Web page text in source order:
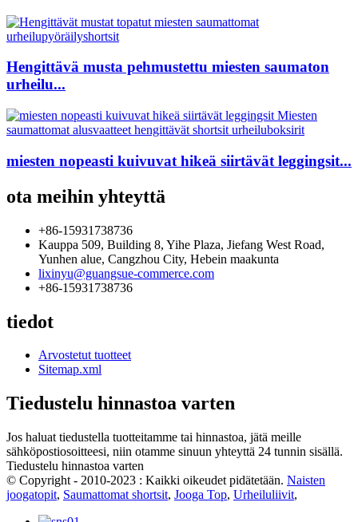
Hengittävä musta pehmustettu miesten saumaton
urheilu...
miesten nopeasti kuivuvat hikeä siirtävät leggingsit...
ota meihin yhteyttä
+86-15931738736
Kauppa 509, Building 8, Yihe Plaza, Jiefang West Road,
Yunhen alue, Cangzhou City, Hebein maakunta
lixinyu@guangsue-commerce.com
+86-15931738736
tiedot
Arvostetut tuotteet
Sitemap.xml
Tiedustelu hinnastoa varten
Jos haluat tiedustella tuotteitamme tai hinnastoa, jätä meille
sähköpostiosoitteesi, niin otamme sinuun yhteyttä 24 tunnin sisällä.
Tiedustelu hinnastoa varten
© Copyright - 2010-2023 : Kaikki oikeudet pidätetään. Naisten
joogatopit, Saumattomat shortsit, Jooga Top, Urheiluliivit,